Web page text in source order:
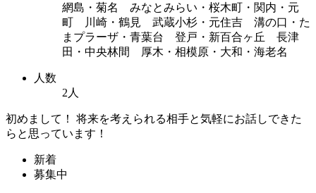
網島・菊名 みなとみらい・桜木町・関内・元
町 川崎・鶴見 武蔵小杉・元住吉 溝の口・た
まプラーザ・青葉台 登戸・新百合ヶ丘 長津
田・中央林間 厚木・相模原・大和・海老名
人数
2人
初めまして！ 将来を考えられる相手と気軽にお話しできた
らと思っています！
新着
募集中